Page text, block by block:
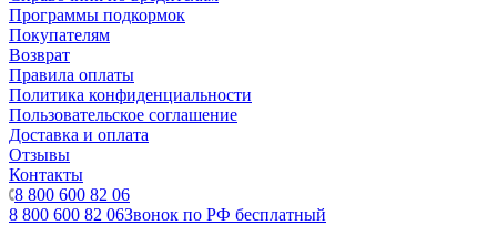
Программы подкормок
Покупателям
Возврат
Правила оплаты
Политика конфиденциальности
Пользовательское соглашение
Доставка и оплата
Отзывы
Контакты
8 800 600 82 06
8 800 600 82 06Звонок по РФ бесплатный